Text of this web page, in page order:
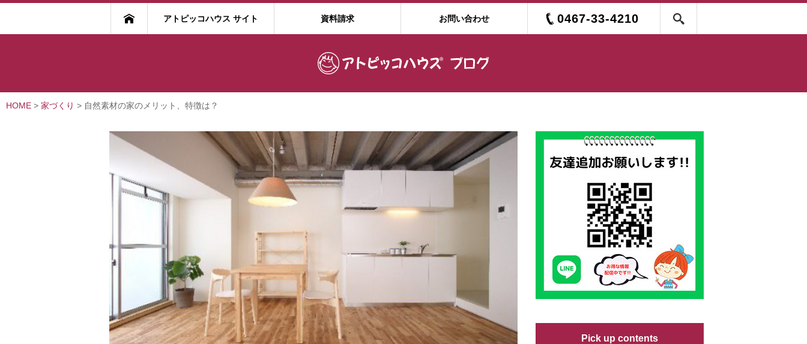
アトピッコハウス サイト 資料請求 お問い合わせ 0467-33-4210
HOME > 家づくり > 自然素材の家のメリット、特徴は？
Pick up contents